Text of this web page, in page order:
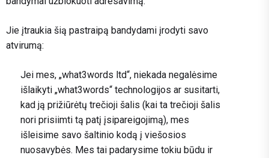
Jie įtraukia šią pastraipą bandydami įrodyti savo
atvirumą:
Jei mes, „what3words ltd“, niekada negalėsime
išlaikyti „what3words“ technologijos ar susitarti,
kad ją prižiūrėtų trečioji šalis (kai ta trečioji šalis
nori prisiimti tą patį įsipareigojimą), mes
išleisime savo šaltinio kodą į viešosios
nuosavybės. Mes tai padarysime tokiu būdu ir